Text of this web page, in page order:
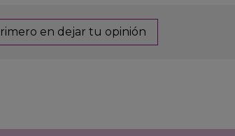
en dejar tu opinión